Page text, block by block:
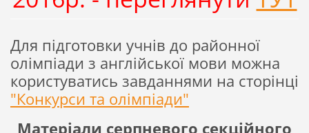
Для підготовки учнів до районної
олімпіади з англійської мови можна
користуватись завданнями на сторінці
"Конкурси та олімпіади"
Матеріали серпневого секційного